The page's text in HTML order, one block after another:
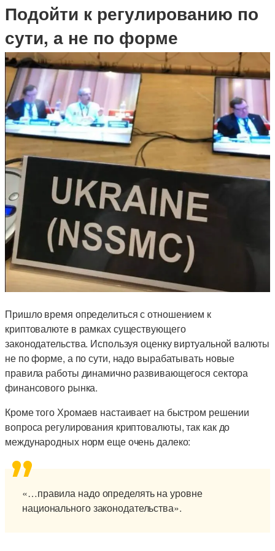
Подойти к регулированию по
сути, а не по форме
Пришло время определиться с отношением к
криптовалюте в рамках существующего
законодательства. Используя оценку виртуальной валюты
не по форме, а по сути, надо вырабатывать новые
правила работы динамично развивающегося сектора
финансового рынка.
Кроме того Хромаев настаивает на быстром решении
вопроса регулирования криптовалюты, так как до
международных норм еще очень далеко:
«…правила надо определять на уровне
национального законодательства».